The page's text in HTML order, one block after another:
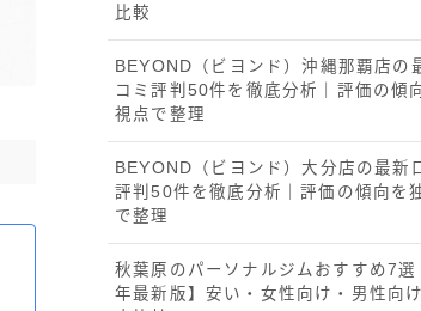
比較
BEYOND（ビヨンド）沖縄那覇店の
コミ評判50件を徹底分析｜評価の傾
視点で整理
BEYOND（ビヨンド）大分店の最新
評判50件を徹底分析｜評価の傾向を
で整理
秋葉原のパーソナルジムおすすめ7
年最新版】安い・女性向け・男性向